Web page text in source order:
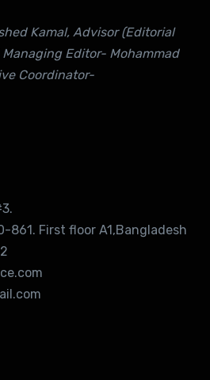
Kamal, Advisor (Editorial
Editor- Mohammad
Coordinator-
861. First floor A1,Bangladesh